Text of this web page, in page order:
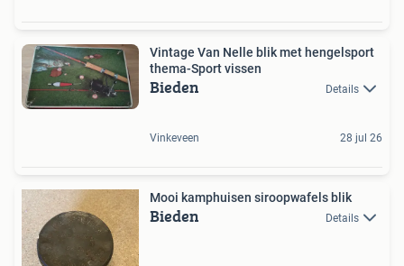
Vintage Van Nelle blik met hengelsport
thema-Sport vissen
Bieden Details
Vinkeveen 28 jul 26
Mooi kamphuisen siroopwafels blik
Bieden Details